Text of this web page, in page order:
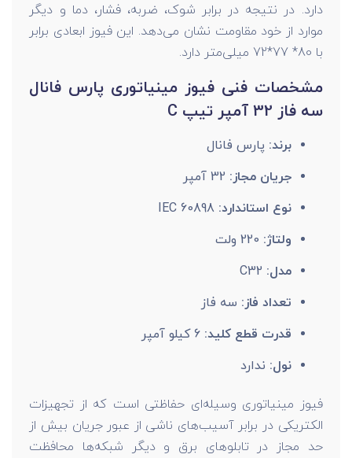
دارد. در نتیجه در برابر شوک، ضربه، فشار، دما و دیگر
موارد از خود مقاومت نشان می‌دهد. این فیوز ابعادی برابر
با 80* 77*72 میلی‌متر دارد.
مشخصات فنی فیوز مینیاتوری پارس فانال
سه فاز 32 آمپر تیپ C
برند: پارس فانال
جریان مجاز: 32 آمپر
نوع استاندارد: IEC 60898
ولتاژ: 220 ولت
مدل: C32
تعداد فاز: سه فاز
قدرت قطع کلید: 6 کیلو آمپر
نول: ندارد
فیوز مینیاتوری وسیله‌ای حفاظتی است که از تجهیزات
الکتریکی در برابر آسیب‌های ناشی از عبور جریان بیش از
حد مجاز در تابلوهای برق و دیگر شبکه‌ها محافظت